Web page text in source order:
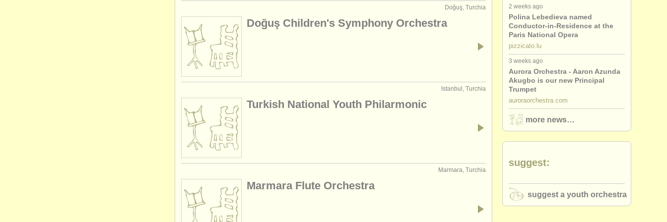
Doğuş, Turchia
Doğuş Children's Symphony Orchestra
Istanbul, Turchia
Turkish National Youth Philarmonic
Marmara, Turchia
Marmara Flute Orchestra
2 weeks ago
Polina Lebedieva named
Conductor-in-Residence at the
Paris National Opera
pizzicato.lu
3 weeks ago
Aurora Orchestra - Aaron Azunda
Akugbo is our new Principal
Trumpet
auroraorchestra.com
more news…
suggest:
suggest a youth orchestra